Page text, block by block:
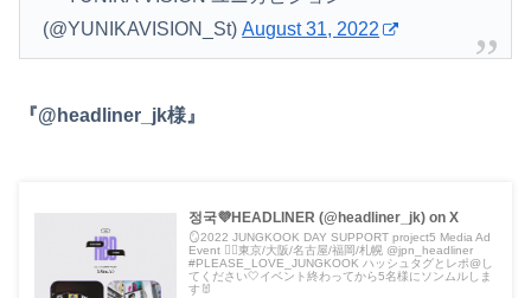
(@YUNIKAVISION_St)August 31, 2022
『@headliner_jk様』
정국💜HEADLINER (@headliner_jk) on X
🪞2022 JUNGKOOK DAY SUPPORT project5 Media Ad
Event ❤️‍🔥東京/大阪/名古屋/福岡/札幌 @jpn_headliner
#PLEASE_LOVE_JUNGKOOK ハッシュタグとレポ@し
てください🤍イベント終わってから5名様にソンムルしま
す🐰